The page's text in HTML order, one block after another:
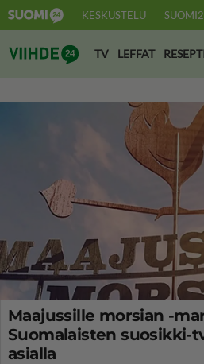
KESKUSTELU
Suomi24 Viihde
TV LEFFAT
Maajussille morsian -
Suomalaisten suosikki-
asialla